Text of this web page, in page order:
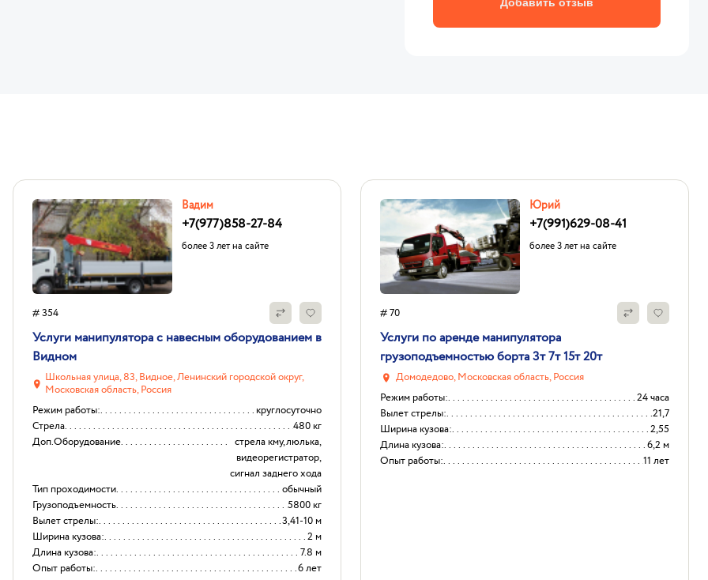
Вадим
+7(977)858-27-84
более 3 лет на сайте
# 354
Услуги манипулятора с навесным оборудованием в
Видном
Школьная улица, 83, Видное, Ленинский городской округ,
Московская область, Россия
Режим работы:
круглосуточно
Стрела
480 кг
Доп.Оборудование
стрела кму,люлька,
видеорегистратор,
сигнал заднего хода
Тип проходимости
обычный
Грузоподъемность
5800 кг
Вылет стрелы:
3,41-10 м
Ширина кузова:
2 м
Длина кузова:
7.8 м
Опыт работы:
6 лет
Юрий
+7(991)629-08-41
более 3 лет на сайте
# 70
Услуги по аренде манипулятора
грузоподъемностью борта 3т 7т 15т 20т
Домодедово, Московская область, Россия
Режим работы:
24 часа
Вылет стрелы:
21,7
Ширина кузова:
2,55
Длина кузова:
6,2 м
Опыт работы:
11 лет